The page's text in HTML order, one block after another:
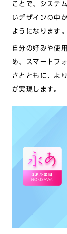
ことで、システ
いデザインの中
ようになります。
自分の好みや使
め、スマートフ
さとともに、よ
が実現します。